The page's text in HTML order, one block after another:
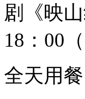
剧《映
18：00
全天用